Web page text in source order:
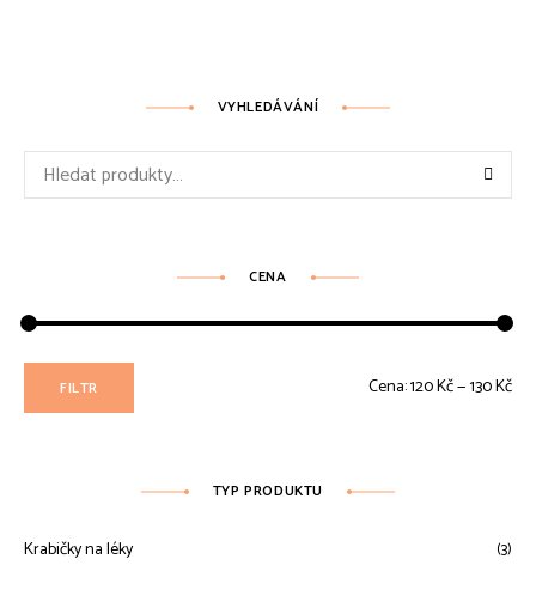
VYHLEDÁVÁNÍ
Hledat:
CENA
FILTR Cena:120 Kč—130 Kč
TYP PRODUKTU
Krabičky na léky (3)